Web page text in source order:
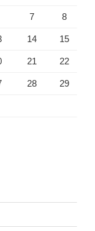
7 8
14 15
21 22
28 29